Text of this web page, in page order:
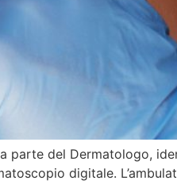
parte del Dermatologo,
digitale.